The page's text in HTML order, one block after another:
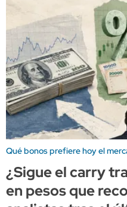
Qué bonos prefiere hoy el
¿Sigue el carry
en pesos que